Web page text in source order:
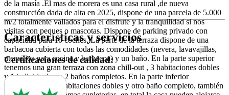
de la masía .El mas de morera es una casa rural ,de nueva
construcción dada de alta en 2025, dispone de una parcela de 5.000
m/2 totalmente vallados para el disfrute y la tranquilidad si nos
visitas con peques o mascotas. Dispone de parking privado con
capacidad para 10 coches. La parte de la terraza dispone de una
barbacoa cubierta con todas las comodidades (nevera, lavavajillas,
utensilios para cocina y barbacoa) y un baño. En la parte superior
tenemos una gran terraza con zona chill-out , 3 habitaciones dobles
y 1 individual con 2 baños completos. En la parte inferior
disponemos de 2 habitaciones dobles y otro baño completo, también
Características y servicios
Certificaciones de calidad: